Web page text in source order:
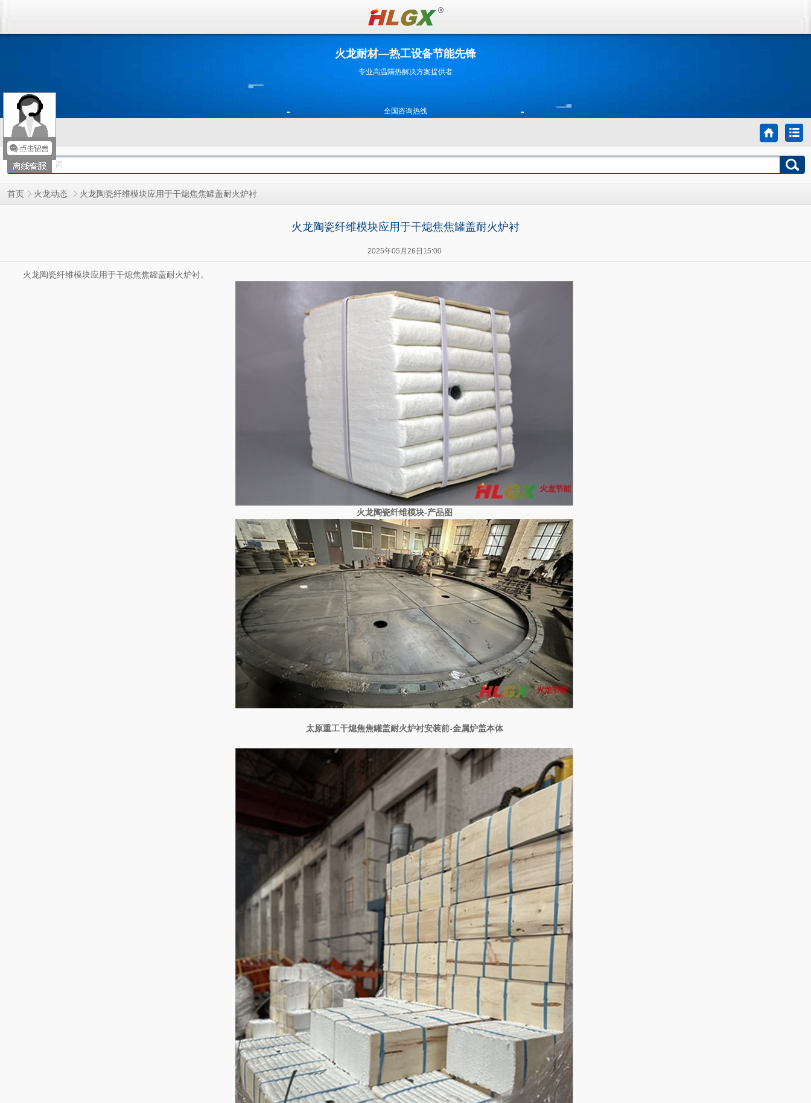
火龙耐材—热工设备节能先锋
专业高温隔热解决方案提供者
全国咨询热线
首页 火龙动态 火龙陶瓷纤维模块应用于干熄焦焦罐盖耐火炉衬
火龙陶瓷纤维模块应用于干熄焦焦罐盖耐火炉衬
2025年05月26日15:00
火龙陶瓷纤维模块应用于干熄焦焦罐盖耐火炉衬。
火龙陶瓷纤维模块-产品图
太原重工干熄焦焦罐盖耐火炉衬安装前-金属炉盖本体